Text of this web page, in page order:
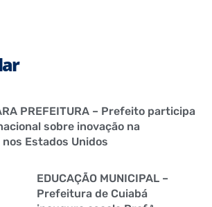
PREFEITURA – Prefeito participa
sobre inovação na
Estados Unidos
EDUCAÇÃO MUNICIPAL –
Prefeitura de Cuiabá